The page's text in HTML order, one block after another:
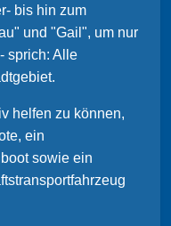
bis hin zum
und "Gail", um nur
sprich: Alle
helfen zu können,
ein
sowie ein